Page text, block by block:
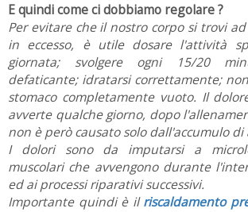
E quindi come ci dobbiamo regolare ?
Per evitare che il nostro corpo si trovi
in eccesso, è utile dosare l'attività
giornata; svolgere ogni 15/20
defaticante; idratarsi correttamente;
stomaco completamente vuoto. Il
avverte qualche giorno, dopo
non è però causato solo dall'accumulo di
I dolori sono da imputarsi a
muscolari che avvengono durante
ed ai processi riparativi successivi.
Importante quindi è ilriscaldamento